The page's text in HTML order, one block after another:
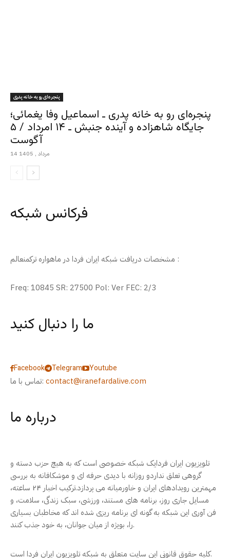
پنجره‌ای رو به خانه پدری
پنجره‌ای رو به خانه پدری ـ اسماعیل وفا یغمائی؛
جایگاه شاهزاده و آینده جنبش ـ ۱۴ امرداد / ۵
آگوست
14 مرداد , 1405
فرکانس شبکه
مشخصات دریافت شبکه ایران فردا در ماهواره ترکمنعالم :
Freq: 10845 SR: 27500 Pol: Ver FEC: 2/3
ما را دنبال کنید
Facebook Telegram
Youtube
تماس با ما: contact@iranefardalive.com
درباره ما
تلویزیون ایران فردایک شبکه خصوصی است که به هیچ حزب دسته و
گروهی تعلق نداردو روزانه با دیدی حرفه ای و موشکافانه به بررسی
مهمترین رویدادهای ایران و خاورمیانه می پردازد.ترکیب اخبار ۲۴ ساعته،
مسایل جاری روز، برنامه های مستند، ورزشی، سبک زندگی، سلامت، و
فن آوری این شبکه به گونه ای برنامه ریزی شده اند که مخاطبان بسیاری
را، بویژه از میان جوانان، به خود جذب کنند.
کلیه حقوق قانونی این سایت متعلق به شبکه تلویزیون ایران فردا است.